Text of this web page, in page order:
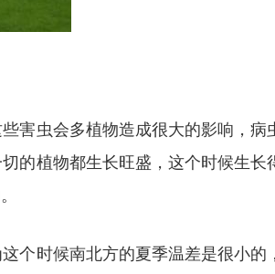
害虫会多植物造成很大的影响，
的植物都生长旺盛，这个时候生
个时候南北方的夏季温差是很小